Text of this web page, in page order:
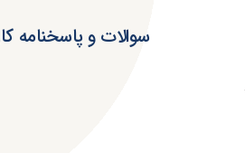
سوالات و پاسخنامه